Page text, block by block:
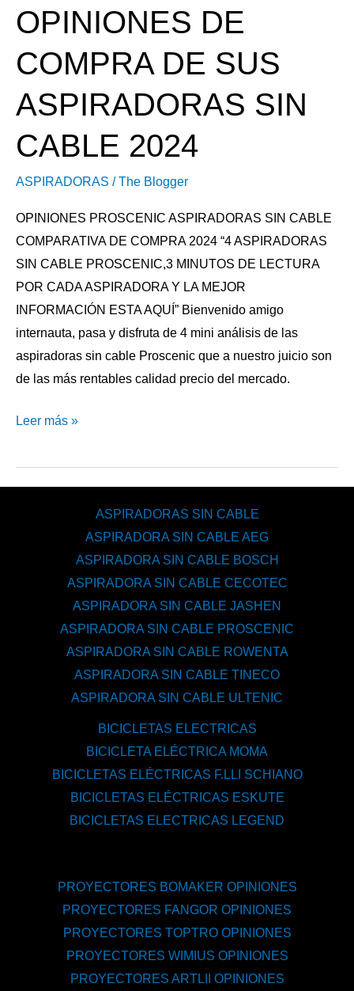
OPINIONES DE
COMPRA DE SUS
ASPIRADORAS SIN
CABLE 2024
ASPIRADORAS /The Blogger
OPINIONES PROSCENIC ASPIRADORAS SIN CABLE
COMPARATIVA DE COMPRA 2024 “4 ASPIRADORAS
SIN CABLE PROSCENIC,3 MINUTOS DE LECTURA
POR CADA ASPIRADORA Y LA MEJOR
INFORMACIÓN ESTA AQUÍ” Bienvenido amigo
internauta, pasa y disfruta de 4 mini análisis de las
aspiradoras sin cable Proscenic que a nuestro juicio son
de las más rentables calidad precio del mercado.
Leer más »
ASPIRADORAS SIN CABLE
ASPIRADORA SIN CABLE AEG
ASPIRADORA SIN CABLE BOSCH
ASPIRADORA SIN CABLE CECOTEC
ASPIRADORA SIN CABLE JASHEN
ASPIRADORA SIN CABLE PROSCENIC
ASPIRADORA SIN CABLE ROWENTA
ASPIRADORA SIN CABLE TINECO
ASPIRADORA SIN CABLE ULTENIC
BICICLETAS ELECTRICAS
BICICLETA ELÉCTRICA MOMA
BICICLETAS ELÉCTRICAS F.LLI SCHIANO
BICICLETAS ELÉCTRICAS ESKUTE
BICICLETAS ELECTRICAS LEGEND
PROYECTORES BOMAKER OPINIONES
PROYECTORES FANGOR OPINIONES
PROYECTORES TOPTRO OPINIONES
PROYECTORES WIMIUS OPINIONES
PROYECTORES ARTLII OPINIONES